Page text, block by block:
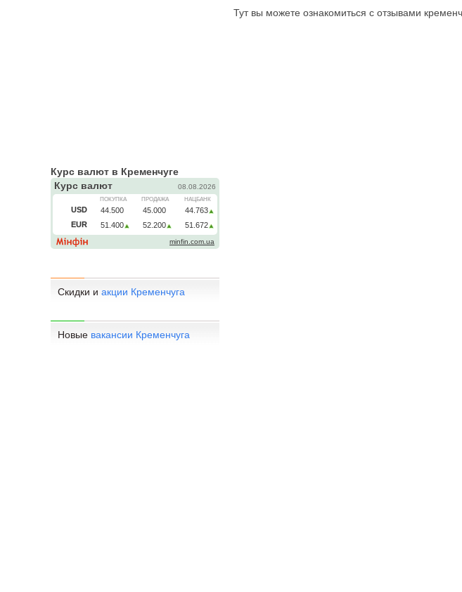
Тут вы можете ознакомиться с отзывами
Курс валют в Кременчуге
Скидки и акции Кременчуга
Новые вакансии Кременчуга